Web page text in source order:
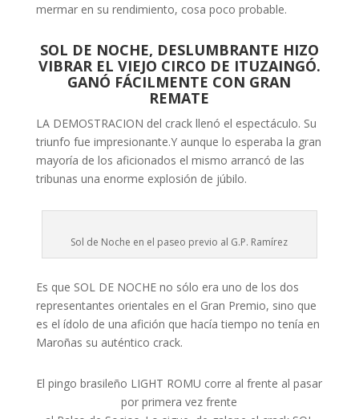
mermar en su rendimiento, cosa poco probable.
SOL DE NOCHE, DESLUMBRANTE HIZO
VIBRAR EL VIEJO CIRCO DE ITUZAINGÓ.
GANÓ FÁCILMENTE CON GRAN
REMATE
LA DEMOSTRACION del crack llenó el espectáculo. Su
triunfo fue impresionante.Y aunque lo esperaba la gran
mayoría de los aficionados el mismo arrancó de las
tribunas una enorme explosión de júbilo.
Sol de Noche en el paseo previo al G.P. Ramírez
Es que SOL DE NOCHE no sólo era uno de los dos
representantes orientales en el Gran Premio, sino que
es el ídolo de una afición que hacía tiempo no tenía en
Maroñas su auténtico crack.
El pingo brasileño LIGHT ROMU corre al frente al pasar
por primera vez frente